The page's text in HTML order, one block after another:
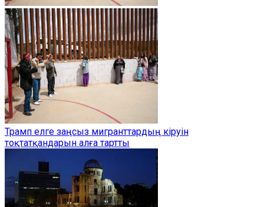
Трамп елге заңсыз мигранттардың кіруін
тоқтатқандарын алға тартты